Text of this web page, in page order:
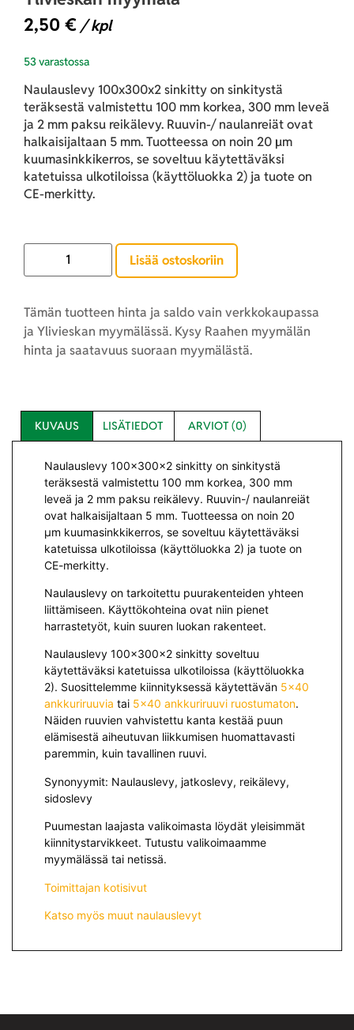
2,50 € / kpl
53 varastossa
Naulauslevy 100x300x2 sinkitty on sinkitystä
teräksestä valmistettu 100 mm korkea, 300 mm leveä
ja 2 mm paksu reikälevy. Ruuvin-/ naulanreiät ovat
halkaisijaltaan 5 mm. Tuotteessa on noin 20 µm
kuumasinkkikerros, se soveltuu käytettäväksi
katetuissa ulkotiloissa (käyttöluokka 2) ja tuote on
CE-merkitty.
Lisää ostoskoriin
Tämän tuotteen hinta ja saldo vain verkkokaupassa
ja Ylivieskan myymälässä. Kysy Raahen myymälän
hinta ja saatavuus suoraan myymälästä.
KUVAUS LISÄTIEDOT ARVIOT (0)
Naulauslevy 100x300x2 sinkitty on sinkitystä
teräksestä valmistettu 100 mm korkea, 300 mm
leveä ja 2 mm paksu reikälevy. Ruuvin-/ naulanreiät
ovat halkaisijaltaan 5 mm. Tuotteessa on noin 20
µm kuumasinkkikerros, se soveltuu käytettäväksi
katetuissa ulkotiloissa (käyttöluokka 2) ja tuote on
CE-merkitty.
Naulauslevy on tarkoitettu puurakenteiden yhteen
liittämiseen. Käyttökohteina ovat niin pienet
harrastetyöt, kuin suuren luokan rakenteet.
Naulauslevy 100x300x2 sinkitty soveltuu
käytettäväksi katetuissa ulkotiloissa (käyttöluokka
2). Suosittelemme kiinnityksessä käytettävän 5×40
ankkuriruuvia tai 5×40 ankkuriruuvi ruostumaton.
Näiden ruuvien vahvistettu kanta kestää puun
elämisestä aiheutuvan liikkumisen huomattavasti
paremmin, kuin tavallinen ruuvi.
Synonyymit: Naulauslevy, jatkoslevy, reikälevy,
sidoslevy
Puumestan laajasta valikoimasta löydät yleisimmät
kiinnitystarvikkeet. Tutustu valikoimaamme
myymälässä tai netissä.
Toimittajan kotisivut
Katso myös muut naulauslevyt